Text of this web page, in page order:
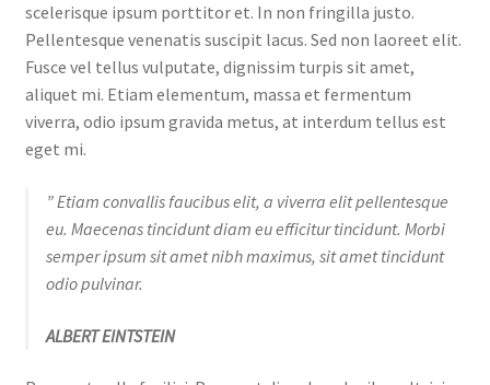
scelerisque ipsum porttitor et. In non fringilla justo.
Pellentesque venenatis suscipit lacus. Sed non laoreet elit.
Fusce vel tellus vulputate, dignissim turpis sit amet,
aliquet mi. Etiam elementum, massa et fermentum
viverra, odio ipsum gravida metus, at interdum tellus est
eget mi.
” Etiam convallis faucibus elit, a viverra elit pellentesque
eu. Maecenas tincidunt diam eu efficitur tincidunt. Morbi
semper ipsum sit amet nibh maximus, sit amet tincidunt
odio pulvinar.
ALBERT EINTSTEIN